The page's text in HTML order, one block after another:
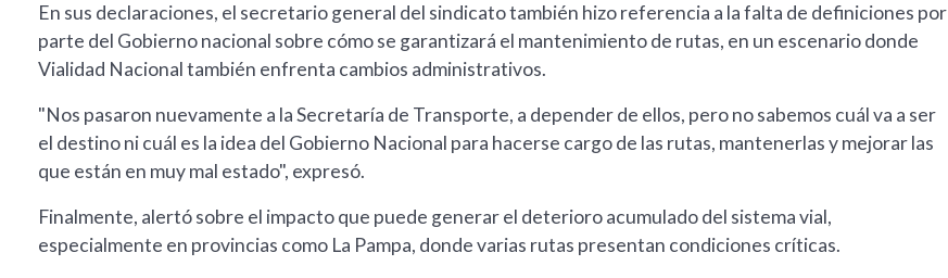
En sus declaraciones, el secretario general del sindicato también hizo referencia a la falta de definiciones por
parte del Gobierno nacional sobre cómo se garantizará el mantenimiento de rutas, en un escenario donde
Vialidad Nacional también enfrenta cambios administrativos.
"Nos pasaron nuevamente a la Secretaría de Transporte, a depender de ellos, pero no sabemos cuál va a ser
el destino ni cuál es la idea del Gobierno Nacional para hacerse cargo de las rutas, mantenerlas y mejorar las
que están en muy mal estado", expresó.
Finalmente, alertó sobre el impacto que puede generar el deterioro acumulado del sistema vial,
especialmente en provincias como La Pampa, donde varias rutas presentan condiciones críticas.